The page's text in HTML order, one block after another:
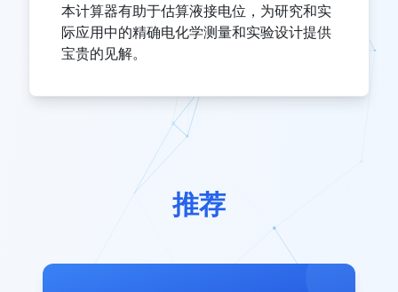
本计算器有助于估算液接电位，为研究和实
际应用中的精确电化学测量和实验设计提供
宝贵的见解。
推荐